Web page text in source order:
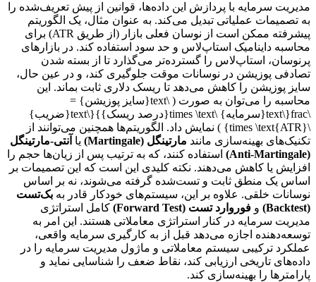
مدیریت سرمایه با پردازش این داده‌ها، قوانین از پیش تعریف‌شده را
به تصمیمات عملیاتی تبدیل می‌کند. به عنوان مثال، یک الگوریتم
پیشرفته ممکن است از نوسان فعلی بازار (از طریق ATR) برای
محاسبه داینامیک استاپ‌لاس و حد سود استفاده کند. در بازارهای
پرنوسان، استاپ‌لاس را گسترده‌تر می‌گذارد تا از بسته شدن
تصادفی پوزیشن در نوسانات موقت جلوگیری کند، و در عین حال،
سایز پوزیشن را کاهش می‌دهد تا ریسک دلاری ثابت بماند. این
محاسبه را می‌توان به صورت ( \text{سایز پوزیشن} =
\frac{\text{سرمایه} \times \text{درصد ریسک}}{\text{ضریب}
\times \text{ATR}} ) نمایش داد. الگوریتم‌ها همچنین می‌توانند از
تکنیک‌های بهینه‌سازی مانند مارتینگل (Martingale) یا آنتی-مارتینگل
(Anti-Martingale)
استفاده کنند، که به ترتیب پس از زیان‌ها حجم را
افزایش یا کاهش می‌دهند. نکته کلیدی این است که این تصمیمات بر
اساس یک منطق ثابت و تست‌شده گرفته می‌شوند، نه بر اساس
نوسانات خلقی. علاوه بر این، سیستم‌های خودکار قادر به بک‌تست
(Backtest)
و فوروارد تست (Forward Test)
کامل استراتژی
مدیریت سرمایه در کنار استراتژی معاملاتی هستند. این امر به
توسعه‌دهنده اجازه می‌دهد قبل از به کارگیری سرمایه واقعی،
عملکرد ترکیبی سیستم معاملاتی و ماژول مدیریت سرمایه را در
داده‌های تاریخی ارزیابی کند، نقاط ضعف را شناسایی نماید و
پارامترها را بهینه‌سازی کند.